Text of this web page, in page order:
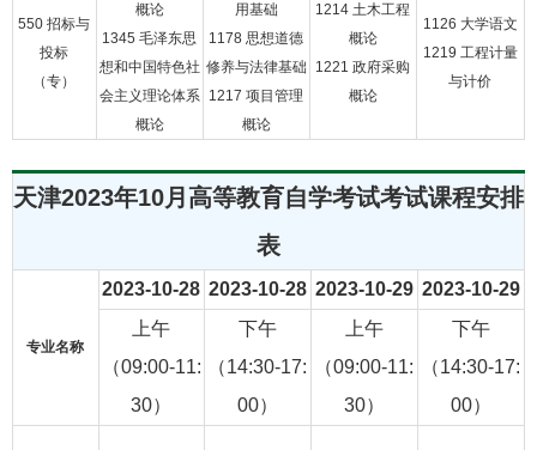
550 招标与
投标
（专）
概论
1345 毛泽东思
想和中国特色社
会主义理论体系
概论
用基础
1178 思想道德
修养与法律基础
1217 项目管理
概论
1214 土木工程
概论
1221 政府采购
概论
1126 大学语文
1219 工程计量
与计价
天津2023年10月高等教育自学考试考试课程安排
表
专业名称
2023-10-28 2023-10-28 2023-10-29 2023-10-29
上午
（09:00-11:
30）
下午
（14:30-17:
00）
上午
（09:00-11:
30）
下午
（14:30-17:
00）